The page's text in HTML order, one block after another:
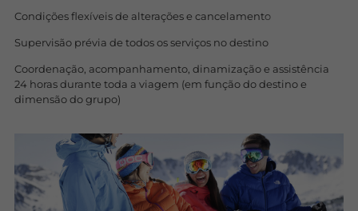
Condições flexíveis de alterações e cancelamento
Supervisão prévia de todos os serviços no destino
Coordenação, acompanhamento, dinamização e assistência
24 horas durante toda a viagem (em função do destino e
dimensão do grupo)